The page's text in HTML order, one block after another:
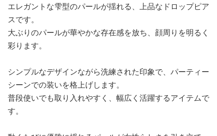
エレガントな雫型のパールが揺れる、上品なドロップピア
スです。
大ぶりのパールが華やかな存在感を放ち、顔周りを明るく
彩ります。
シンプルなデザインながら洗練された印象で、パーティー
シーンでの装いを格上げします。
普段使いでも取り入れやすく、幅広く活躍するアイテムで
す。